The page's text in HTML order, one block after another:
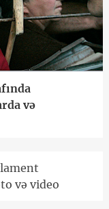
və
və video